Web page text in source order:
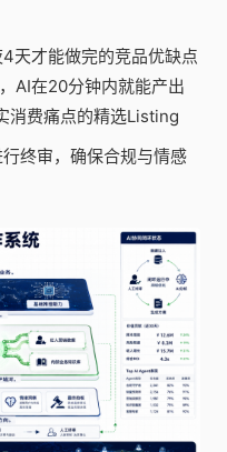
天才能做完的竞品优缺点
AI在20分钟内就能产出
消费痛点的精选Listing
终审，确保合规与情感